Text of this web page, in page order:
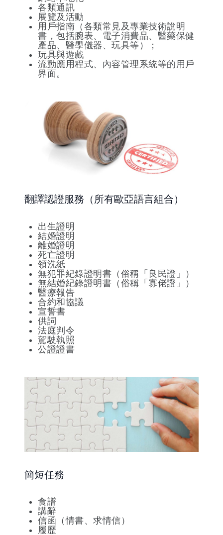
各類通訊
展覽及活動
用戶指南（各類常見及專業技術說明
書，包括腕表、電子消費品、醫藥保健
產品、醫學儀器、玩具等）；
玩具與遊戲
流動應用程式、內容管理系統等的用戶
界面。
翻譯認證服務（所有歐亞語言組合）
出生證明
結婚證明
離婚證明
死亡證明
領洗紙
無犯罪紀錄證明書（俗稱「良民證」）
無結婚紀錄證明書（俗稱「寡佬證」）
醫療報告
合約和協議
宣誓書
供詞
法庭判令
駕駛執照
公證證書
簡短任務
食譜
講辭
信函（情書、求情信）
履歷